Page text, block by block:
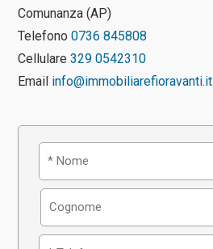
Comunanza (AP)
Telefono 0736 845808
Cellulare 329 0542310
Email info@immobiliarefioravanti.it